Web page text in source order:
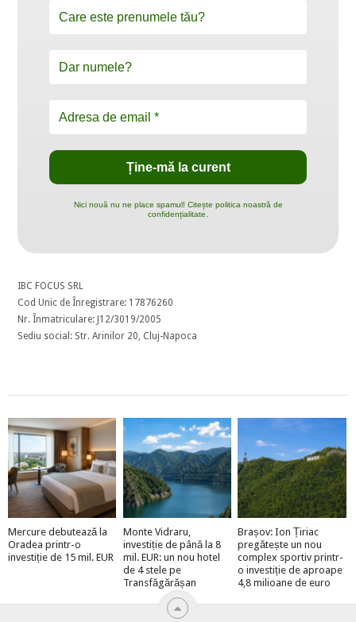
Nici nouă nu ne place spamul! Citește politica noastră de
confidențialitate.
IBC FOCUS SRL
Cod Unic de Înregistrare: 17876260
Nr. Înmatriculare: J12/3019/2005
Sediu social: Str. Arinilor 20, Cluj-Napoca
Mercure debutează la
Oradea printr-o
investiție de 15 mil. EUR
Monte Vidraru,
investiție de până la 8
mil. EUR: un nou hotel
de 4 stele pe
Transfăgărășan
Brașov: Ion Țiriac
pregătește un nou
complex sportiv printr-
o investiție de aproape
4,8 milioane de euro